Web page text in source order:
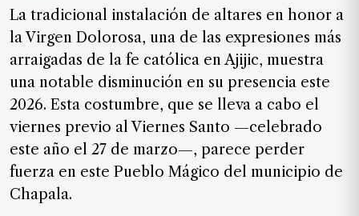
Economía
Entretenimiento
Negocios
Real
Gente
PARA
SUSCRIPTORES
La tradicional instalación de altares en honor a
la Virgen Dolorosa, una de las expresiones más
arraigadas de la fe católica en Ajijic, muestra
una notable disminución en su presencia este
2026. Esta costumbre, que se lleva a cabo el
viernes previo al Viernes Santo —celebrado
este año el 27 de marzo—, parece perder
fuerza en este Pueblo Mágico del municipio de
Chapala.